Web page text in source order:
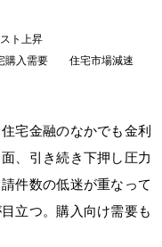
ト上昇
購入需要
住宅市場減速
宅金融のなかでも金利
、引き続き下押し圧力
件数の低迷が重なって
立つ。購入向け需要も